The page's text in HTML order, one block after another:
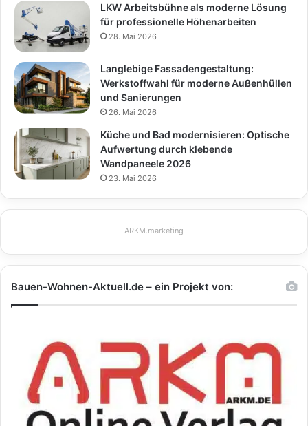
LKW Arbeitsbühne als moderne Lösung
für professionelle Höhenarbeiten
28. Mai 2026
Langlebige Fassadengestaltung:
Werkstoffwahl für moderne Außenhüllen
und Sanierungen
26. Mai 2026
Küche und Bad modernisieren: Optische
Aufwertung durch klebende
Wandpaneele 2026
23. Mai 2026
ARKM.marketing
Bauen-Wohnen-Aktuell.de – ein Projekt von: